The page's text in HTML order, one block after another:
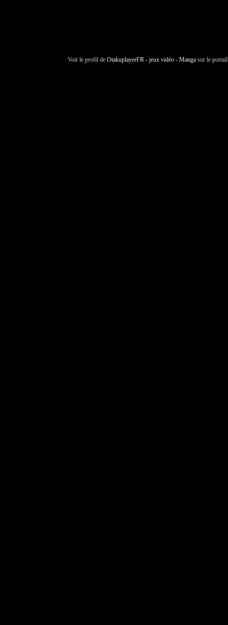
Voir le profil de OtakuplayerFR - jeux vidéo - Manga sur le